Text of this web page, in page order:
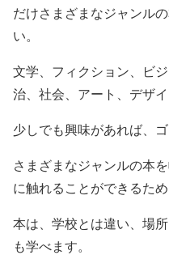
だけさまざまなジャンル
い。
文学、フィクション、ビ
治、社会、アート、デザイ
少しでも興味があれば、ゴ
さまざまなジャンルの本
に触れることができるた
本は、学校とは違い、場
も学べます。